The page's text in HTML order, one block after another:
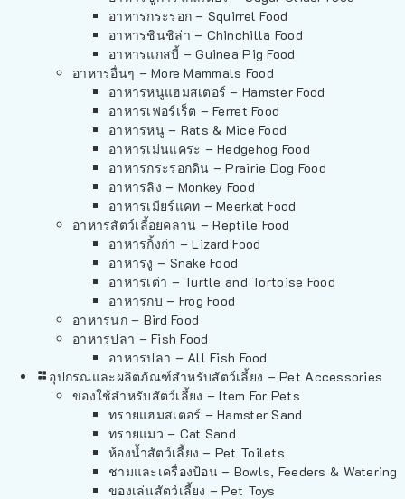
อาหารกระรอก – Squirrel Food
อาหารชินชิล่า – Chinchilla Food
อาหารแกสบี้ – Guinea Pig Food
อาหารอื่นๆ – More Mammals Food
อาหารหนูแฮมสเตอร์ – Hamster Food
อาหารเฟอร์เร็ต – Ferret Food
อาหารหนู – Rats & Mice Food
อาหารเม่นแคระ – Hedgehog Food
อาหารกระรอกดิน – Prairie Dog Food
อาหารลิง – Monkey Food
อาหารเมียร์แคท – Meerkat Food
อาหารสัตว์เลี้อยคลาน – Reptile Food
อาหารกิ้งก่า – Lizard Food
อาหารงู – Snake Food
อาหารเต่า – Turtle and Tortoise Food
อาหารกบ – Frog Food
อาหารนก – Bird Food
อาหารปลา – Fish Food
อาหารปลา – All Fish Food
อุปกรณและผลิตภัณฑ์สำหรับสัตว์เลี้ยง – Pet Accessories
ของใช้สำหรับสัตว์เลี้ยง – Item For Pets
ทรายแฮมสเตอร์ – Hamster Sand
ทรายแมว – Cat Sand
ห้องน้ำสัตว์เลี้ยง – Pet Toilets
ชามและเครื่องป้อน – Bowls, Feeders & Watering
ของเล่นสัตว์เลี้ยง – Pet Toys